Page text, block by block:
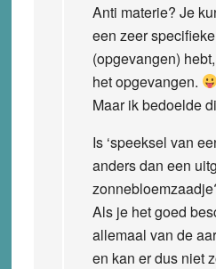
Anti materie? Je
een zeer
(opgevangen)
het opgevangen.
Maar ik bedoelde
Is ‘speeksel van
anders dan een
Als je het goed
allemaal van de
en kan er dus niet